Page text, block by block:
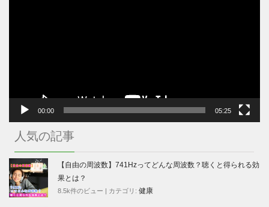
00:00 05:25
人気の記事
【自由の周波数】741Hzってどんな周波数？聴くと得られる効
果とは？
8.5k件のビュー カテゴリ: 健康